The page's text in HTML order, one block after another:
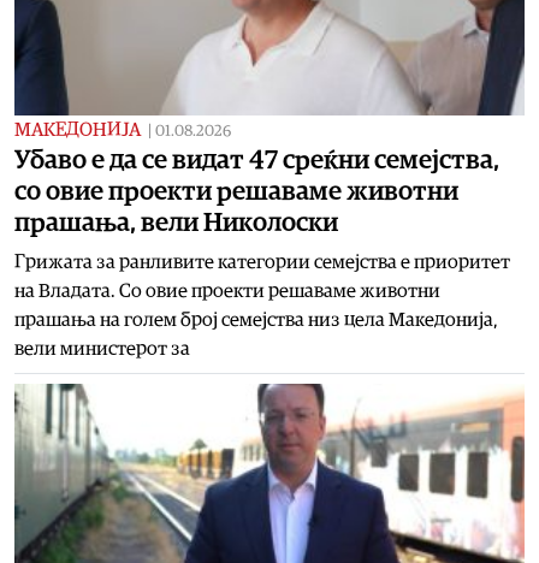
МАКЕДОНИЈА 01.08.2026
Убаво е да се видат 47 среќни семејства,
со овие проекти решаваме животни
прашања, вели Николоски
Грижата за ранливите категории семејства е приоритет
на Владата. Со овие проекти решаваме животни
прашања на голем број семејства низ цела Македонија,
вели министерот за